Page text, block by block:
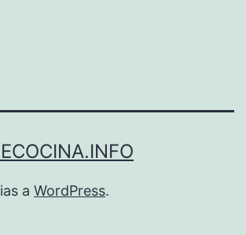
a WordPress.